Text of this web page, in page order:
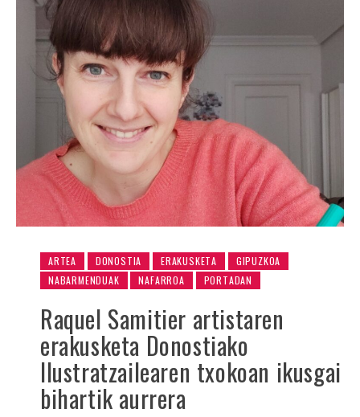
ARTEA DONOSTIA ERAKUSKETA
GIPUZKOA
NABARMENDUAK
NAFARROA PORTADAN
Raquel Samitier artistaren
erakusketa Donostiako
Ilustratzailearen txokoan ikusgai
bihartik aurrera